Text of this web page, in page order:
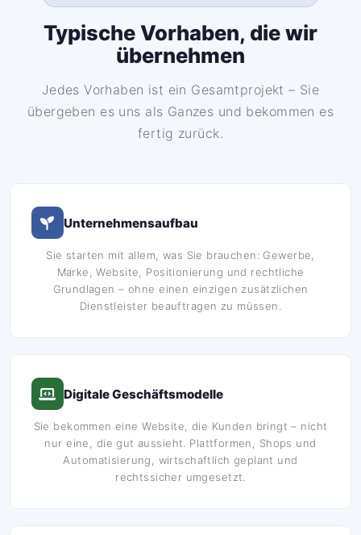
Typische Vorhaben, die wir
übernehmen
Jedes Vorhaben ist ein Gesamtprojekt – Sie
übergeben es uns als Ganzes und bekommen es
fertig zurück.
Unternehmensaufbau
Sie starten mit allem, was Sie brauchen: Gewerbe,
Marke, Website, Positionierung und rechtliche
Grundlagen – ohne einen einzigen zusätzlichen
Dienstleister beauftragen zu müssen.
Digitale Geschäftsmodelle
Sie bekommen eine Website, die Kunden bringt – nicht
nur eine, die gut aussieht. Plattformen, Shops und
Automatisierung, wirtschaftlich geplant und
rechtssicher umgesetzt.